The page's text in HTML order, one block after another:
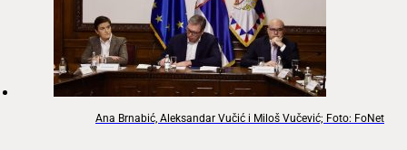
Ana Brnabić, Aleksandar Vučić i Miloš Vučević; Foto: FoNet